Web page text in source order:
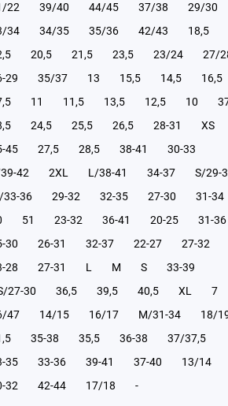
22
39/40 44/45 37/38
29/30
34
34/35 35/36 42/43 18,5
20,5 21,5 23,5 23/24
27/
29
35/37 13 15,5 14,5
16,5
11 11,5 13,5 12,5 10
24,5 25,5 26,5 28-31
XS
45
27,5 28,5 38-41
30-33
42
2XL L/38-41 34-37
S/29-
36
29-32 32-35 27-30
31-34
51 23-32 36-41 20-25
31-36
30
26-31 32-37 22-27
27-32
28
27-31 L M S
33-39
27-30
36,5 39,5 40,5 XL 7
47
14/15 16/17 М/31-34
18/
35-38 35,5 36-38
37/37,5
35
33-36 39-41 37-40
13/14
32
42-44 17/18 -